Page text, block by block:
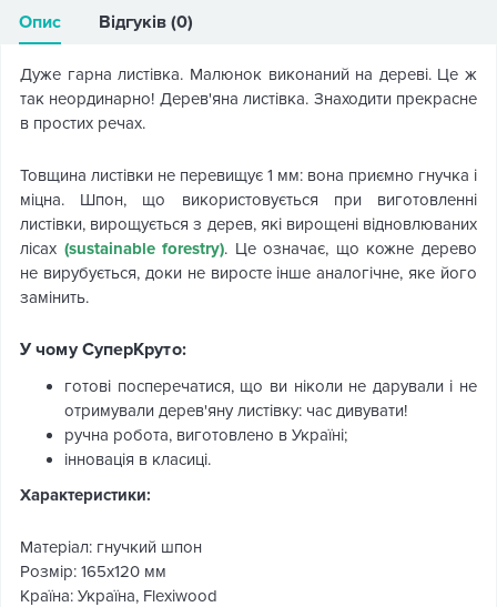
Опис Відгуків (0)
Дуже гарна листівка. Малюнок виконаний на дереві. Це ж
так неординарно! Дерев'яна листівка. Знаходити прекрасне
в простих речах.
Товщина листівки не перевищує 1 мм: вона приємно гнучка і
міцна. Шпон, що використовується при виготовленні
листівки, вирощується з дерев, які вирощені відновлюваних
лісах (sustainable forestry). Це означає, що кожне дерево
не вирубується, доки не виросте інше аналогічне, яке його
замінить.
У чому СуперКруто:
готові посперечатися, що ви ніколи не дарували і не
отримували дерев'яну листівку: час дивувати!
ручна робота, виготовлено в Україні;
інновація в класиці.
Характеристики:
Матеріал: гнучкий шпон
Розмір: 165х120 мм
Країна: Україна, Flexiwood